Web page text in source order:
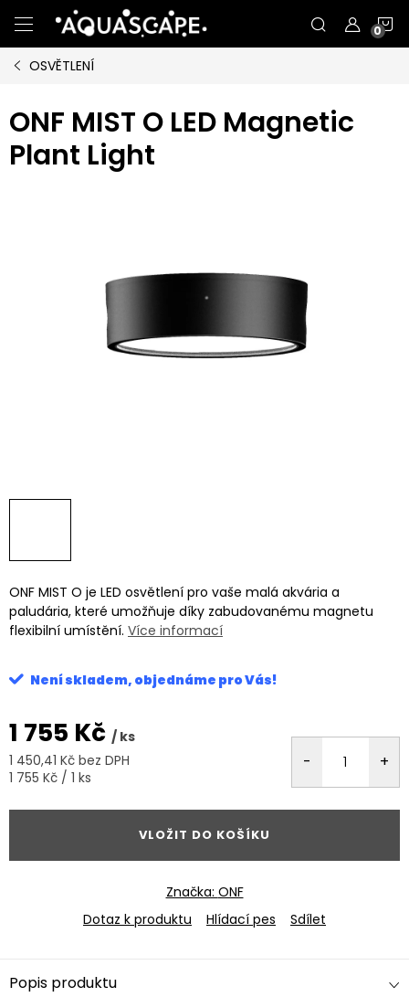
na
obsah
OSVĚTLENÍ
ONF MIST O LED Magnetic
Plant Light
ONF MIST O je LED osvětlení pro vaše malá akvária a
paludária, které umožňuje díky zabudovanému magnetu
flexibilní umístění. Více informací
Není skladem, objednáme pro Vás!
1 755 Kč / ks
1 450,41 Kč bez DPH
Měrná
1 755 Kč / 1 ks
VLOŽIT DO KOŠÍKU
Značka: ONF
Dotaz k produktu
Hlídací pes Sdílet
Popis produktu